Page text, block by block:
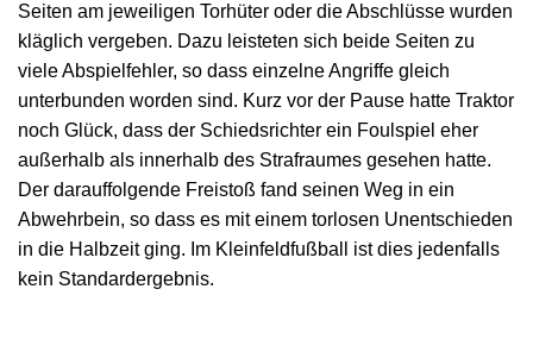
Seiten am jeweiligen Torhüter oder die Abschlüsse wurden
kläglich vergeben. Dazu leisteten sich beide Seiten zu
viele Abspielfehler, so dass einzelne Angriffe gleich
unterbunden worden sind. Kurz vor der Pause hatte Traktor
noch Glück, dass der Schiedsrichter ein Foulspiel eher
außerhalb als innerhalb des Strafraumes gesehen hatte.
Der darauffolgende Freistoß fand seinen Weg in ein
Abwehrbein, so dass es mit einem torlosen Unentschieden
in die Halbzeit ging. Im Kleinfeldfußball ist dies jedenfalls
kein Standardergebnis.